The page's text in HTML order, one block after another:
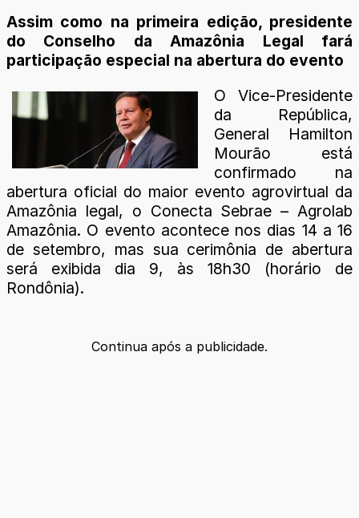
Assim como na primeira edição, presidente
do Conselho da Amazônia Legal fará
participação especial na abertura do evento
O Vice-Presidente
da República,
General Hamilton
Mourão está
confirmado na
abertura oficial do maior evento agrovirtual da
Amazônia legal, o Conecta Sebrae – Agrolab
Amazônia. O evento acontece nos dias 14 a 16
de setembro, mas sua cerimônia de abertura
será exibida dia 9, às 18h30 (horário de
Rondônia).
Continua após a publicidade.